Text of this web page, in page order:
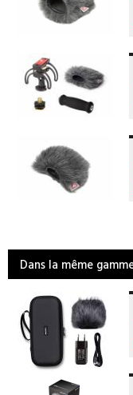
Dans la même